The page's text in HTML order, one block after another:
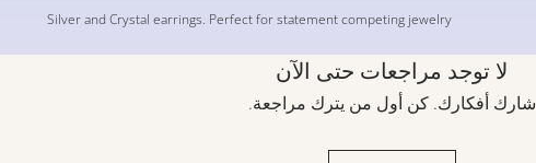
Silver and Crystal earrings. Perfect for statement competing jewelry
لا توجد مراجعات حتى الآن
شارك أفكارك. كن أول من يترك مراجعة.